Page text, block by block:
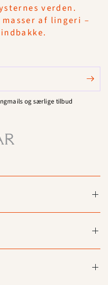
verden.
af lingeri –
og særlige tilbud